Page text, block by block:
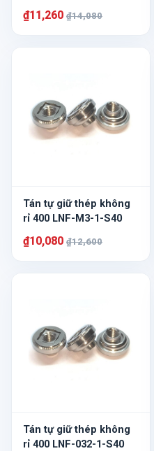
₫11,260 ₫14,080
Tán tự giữ thép không
rỉ 400 LNF-M3-1-S40
₫10,080 ₫12,600
Tán tự giữ thép không
rỉ 400 LNF-032-1-S40